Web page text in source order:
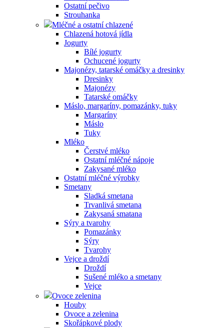
Ostatní pečivo
Strouhanka
Mléčné a ostatní chlazené
Chlazená hotová jídla
Jogurty
Bílé jogurty
Ochucené jogurty
Majonézy, tatarské omáčky a dresinky
Dresinky
Majonézy
Tatarské omáčky
Máslo, margaríny, pomazánky, tuky
Margaríny
Máslo
Tuky
Mléko
Čerstvé mléko
Ostatní mléčné nápoje
Zakysané mléko
Ostatní mléčné výrobky
Smetany
Sladká smetana
Trvanlivá smetana
Zakysaná smatana
Sýry a tvarohy
Pomazánky
Sýry
Tvarohy
Vejce a droždí
Droždí
Sušené mléko a smetany
Vejce
Ovoce zelenina
Houby
Ovoce a zelenina
Skořápkové plody